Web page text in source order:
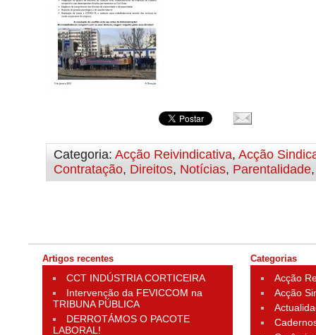
Categoria: Acção Reivindicativa, Acção
Contratação, Direitos, Notícias, Parentalidade
Artigos recentes
CCT INDÚSTRIA CORTICEIRA
Intervenção da FEVICCOM na
TRIBUNA PÚBLICA
DERROTÁMOS O PACOTE
LABORAL!
Categorias
Acção
Acção